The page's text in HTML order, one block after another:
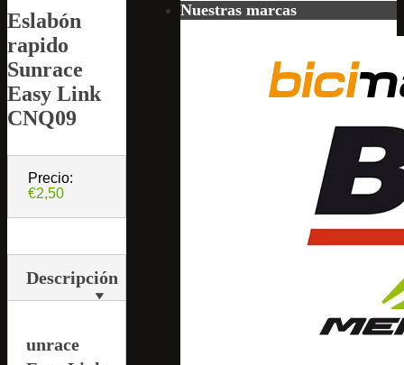
Eslabón
rapido
Sunrace
Easy Link
CNQ09
Precio:
€2,50
Descripción
unrace
Nuestras marcas